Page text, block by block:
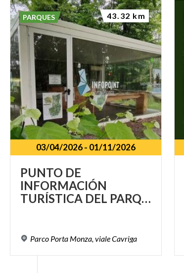
03/04/2026- 01/11/2026
PUNTO DE
INFORMACIÓN
TURÍSTICA DEL PARQUE PORTA MONZA
Parco Porta Monza,vialeCavriga
PARQUES 43.32 km